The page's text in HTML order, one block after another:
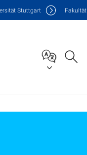
Stuttgart Fakultät